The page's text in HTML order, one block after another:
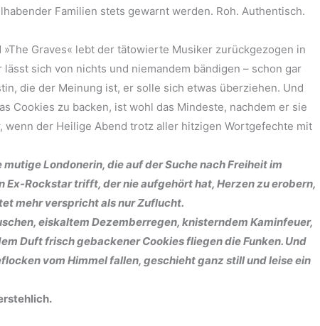
Familien stets gewarnt werden. Roh. Authentisch.
Graves« lebt der tätowierte Musiker zurückgezogen in
lässt sich von nichts und niemandem bändigen – schon gar
die der Meinung ist, er solle sich etwas überziehen. Und
Cookies zu backen, ist wohl das Mindeste, nachdem er sie
wenn der Heilige Abend trotz aller hitzigen Wortgefechte mit
Londonerin, die auf der Suche nach Freiheit im
Ex-Rockstar trifft, der nie aufgehört hat, Herzen zu erobern,
mehr verspricht als nur Zuflucht.
eiskaltem Dezemberregen, knisterndem Kaminfeuer,
Duft frisch gebackener Cookies fliegen die Funken. Und
vom Himmel fallen, geschieht ganz still und leise ein